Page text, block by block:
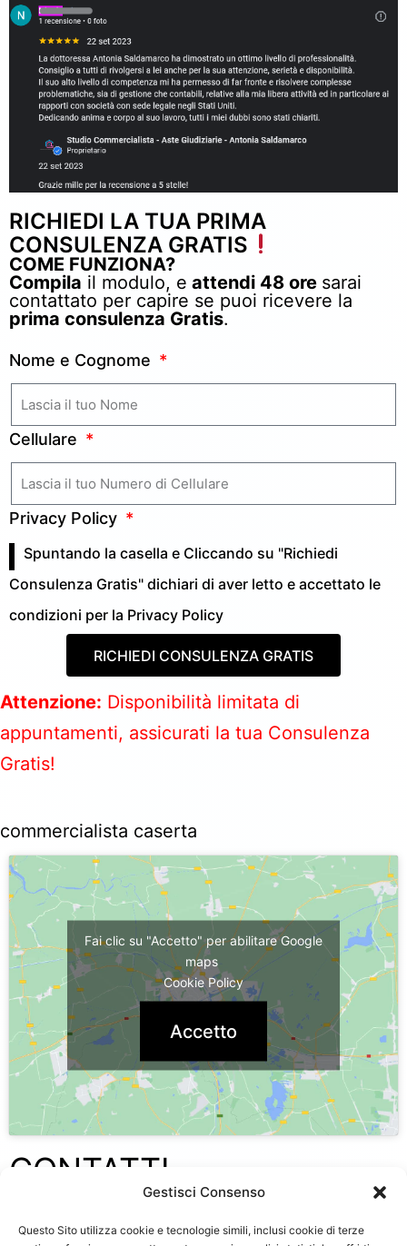
Gestisci Consenso
Questo Sito utilizza cookie e tecnologie simili, inclusi cookie di terze
RICHIEDI LA TUA PRIMA
CONSULENZA GRATIS
COME FUNZIONA?
Compila il modulo, e attendi 48 ore sarai
contattato per capire se puoi ricevere la
prima consulenza Gratis.
Nome e Cognome
Cellulare
Privacy Policy
Spuntando la casella e Cliccando su "Richiedi
Consulenza Gratis" dichiari di aver letto e accettato le
condizioni per la Privacy Policy
RICHIEDI CONSULENZA GRATIS
Attenzione: Disponibilità limitata di
appuntamenti, assicurati la tua Consulenza
Gratis!
commercialista caserta
Fai clic su "Accetto" per abilitare Google
maps
Cookie Policy
Accetto
CONTATTI
Commercialisti per
consulenza impatriati